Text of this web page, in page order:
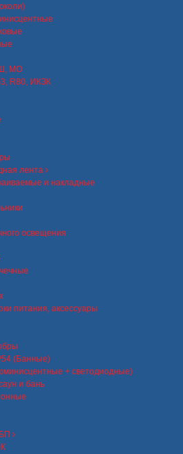
МО
R80, ИКЗК
лента
и накладные
освещения
питания, аксессуары
(Банные)
+ светодиодные)
и бань